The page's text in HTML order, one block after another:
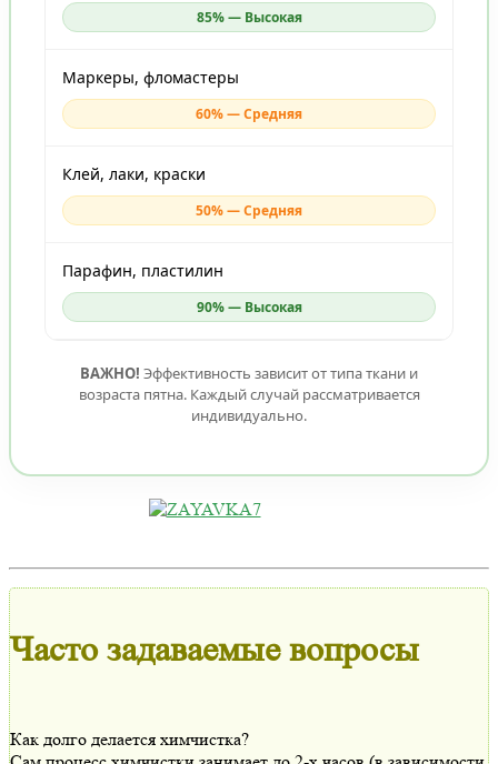
85% — Высокая
Маркеры, фломастеры
60% — Средняя
Клей, лаки, краски
50% — Средняя
Парафин, пластилин
90% — Высокая
ВАЖНО! Эффективность зависит от типа ткани и
возраста пятна. Каждый случай рассматривается
индивидуально.
Часто задаваемые вопросы
Как долго делается химчистка?